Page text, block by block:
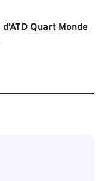
Quart Monde